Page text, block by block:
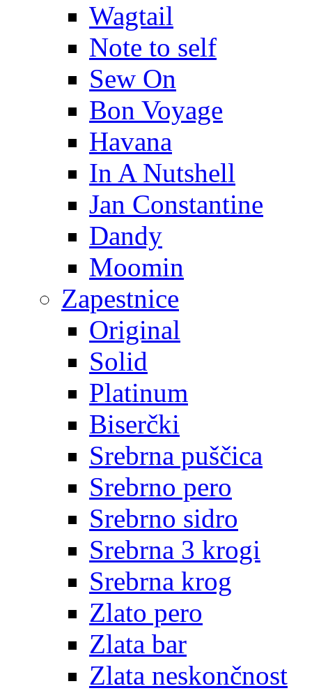
Wagtail
Note to self
Sew On
Bon Voyage
Havana
In A Nutshell
Jan Constantine
Dandy
Moomin
Zapestnice
Original
Solid
Platinum
Biserčki
Srebrna puščica
Srebrno pero
Srebrno sidro
Srebrna 3 krogi
Srebrna krog
Zlato pero
Zlata bar
Zlata neskončnost